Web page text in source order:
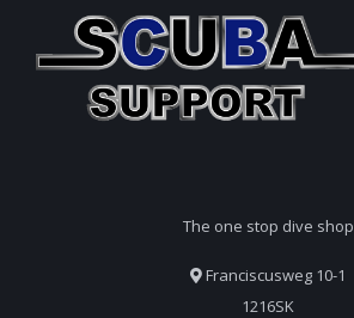
The one stop dive shop
Franciscusweg 10-1
1216SK